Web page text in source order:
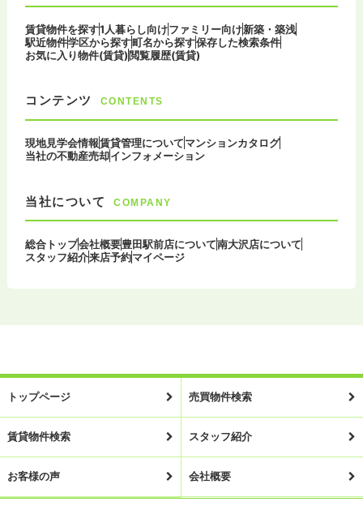
賃貸物件を探す1人暮らし向けファミリー向け新築・築浅
駅近物件学区から探す町名から探す保存した検索条件
お気に入り物件(賃貸)閲覧履歴(賃貸)
コンテンツ CONTENTS
現地見学会情報賃貸管理についてマンションカタログ
当社の不動産売却インフォメーション
当社について COMPANY
総合トップ会社概要豊田駅前店について南大沢店について
スタッフ紹介来店予約マイページ
トップページ 売買物件検索
賃貸物件検索 スタッフ紹介
お客様の声 会社概要